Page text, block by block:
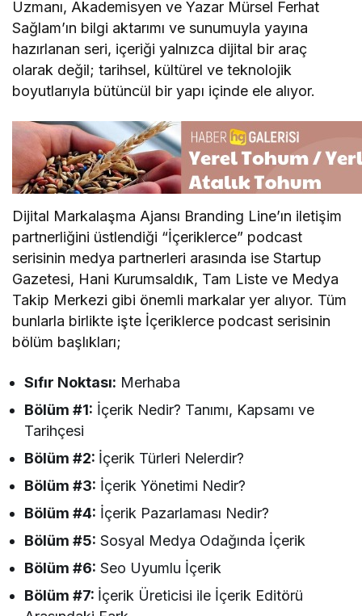
Uzmanı, Akademisyen ve Yazar Mürsel Ferhat
Sağlam’ın bilgi aktarımı ve sunumuyla yayına
hazırlanan seri, içeriği yalnızca dijital bir araç
olarak değil; tarihsel, kültürel ve teknolojik
boyutlarıyla bütüncül bir yapı içinde ele alıyor.
Dijital Markalaşma Ajansı Branding Line’ın iletişim
partnerliğini üstlendiği “İçeriklerce” podcast
serisinin medya partnerleri arasında ise Startup
Gazetesi, Hani Kurumsaldık, Tam Liste ve Medya
Takip Merkezi gibi önemli markalar yer alıyor. Tüm
bunlarla birlikte işte İçeriklerce podcast serisinin
bölüm başlıkları;
Sıfır Noktası: Merhaba
Bölüm #1: İçerik Nedir? Tanımı, Kapsamı ve
Tarihçesi
Bölüm #2: İçerik Türleri Nelerdir?
Bölüm #3: İçerik Yönetimi Nedir?
Bölüm #4: İçerik Pazarlaması Nedir?
Bölüm #5: Sosyal Medya Odağında İçerik
Bölüm #6: Seo Uyumlu İçerik
Bölüm #7: İçerik Üreticisi ile İçerik Editörü